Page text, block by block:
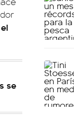
se